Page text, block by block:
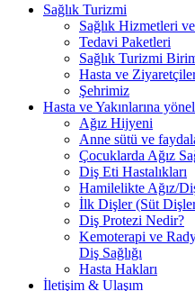
Sağlık Turizmi
Sağlık Hizmetleri
Tedavi Paketleri
Sağlık Turizmi
Hasta ve
Şehrimiz
Hasta ve Yakınlarına
Ağız Hijyeni
Anne sütü ve
Çocuklarda Ağız
Diş Eti Hastalıkları
Hamilelikte Ağız/
İlk Dişler (Süt
Diş Protezi Nedir?
Kemoterapi ve
Diş Sağlığı
Hasta Hakları
İletişim & Ulaşım